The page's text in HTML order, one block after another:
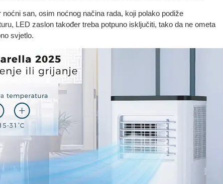
noćni san, osim noćnog načina rada, koji polako podiže
LED zaslon također treba potpuno isključiti, tako da ne ometa
svjetlo.